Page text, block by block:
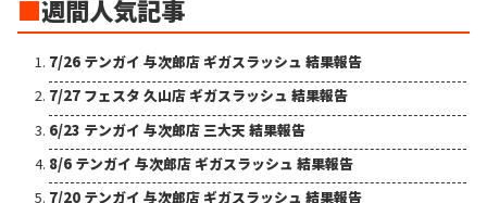
■週間人気記事
7/26 テンガイ 与次郎店 ギガスラッシュ 結果報告
7/27 フェスタ 久山店 ギガスラッシュ 結果報告
6/23 テンガイ 与次郎店 三大天 結果報告
8/6 テンガイ 与次郎店 ギガスラッシュ 結果報告
7/20 テンガイ 与次郎店 ギガスラッシュ 結果報告